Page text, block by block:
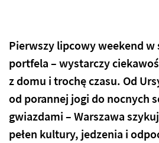
Pierwszy lipcowy weekend
portfela – wystarczy
z domu i trochę czasu. Od
od porannej jogi do nocnych
gwiazdami – Warszawa
pełen kultury, jedzenia i